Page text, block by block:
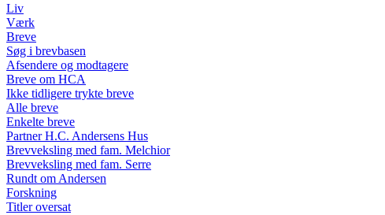
Liv
Værk
Breve
Søg i brevbasen
Afsendere og modtagere
Breve om HCA
Ikke tidligere trykte breve
Alle breve
Enkelte breve
Partner H.C. Andersens Hus
Brevveksling med fam. Melchior
Brevveksling med fam. Serre
Rundt om Andersen
Forskning
Titler oversat